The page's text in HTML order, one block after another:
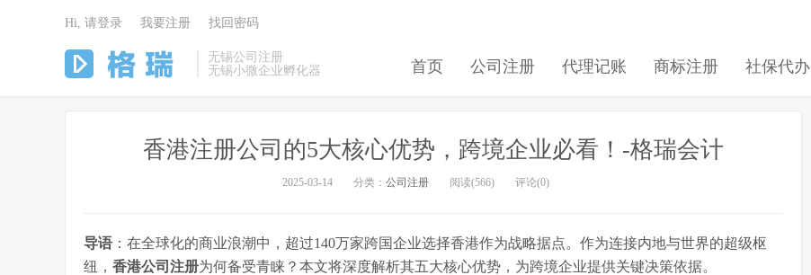
无锡公司注册
无锡小微企业孵化器
首页 公司注册 代理记账 商标注册 社保代办
Hi, 请登录 我要注册 找回密码
香港注册公司的5大核心优势，跨境企业必看！-格瑞会计
2025-03-14 分类： 公司注册 阅读(566) 评论(0)
导语 ：在全球化的商业浪潮中，超过140万家跨国企业选择香港作为战略据点。作为连接内地与世界的超级枢
纽， 香港公司注册为何备受青睐？本文将深度解析其五大核心优势，为跨境企业提供关键决策依据。